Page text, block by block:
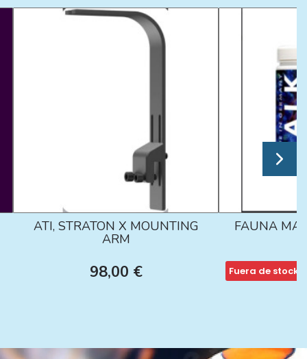
ATI, STRATON X MOUNTING
ARM
98,00 €
FAUNA
Fuera de stock